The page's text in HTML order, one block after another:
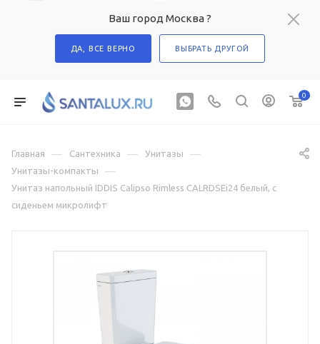
Ваш город Москва ?
ДА, ВСЕ ВЕРНО ВЫБРАТЬ ДРУГОЙ
0
Главная — Сантехника — Унитазы —
Унитазы-компакты —
Унитаз напольный IDDIS Calipso Rimless CALRDSEi24 белый, с
сиденьем микролифт